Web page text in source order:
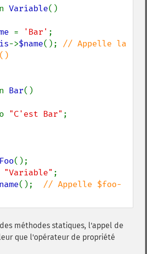
Variable()
= 'Bar' ;
->$name(); // Appelle la
Bar()
"C'est Bar" ;
Foo
"Variable"
(); // Appelle $foo-
méthodes statiques, l'appel de
que l'opérateur de propriété